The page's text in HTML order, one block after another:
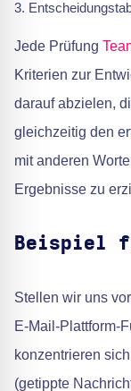
Jede Prüfung
Kriterien zur
darauf abzielen,
gleichzeitig den
mit anderen
Ergebnisse zu
Beispiel
Stellen wir uns
E-Mail-Plattform-
konzentrieren
(getippte